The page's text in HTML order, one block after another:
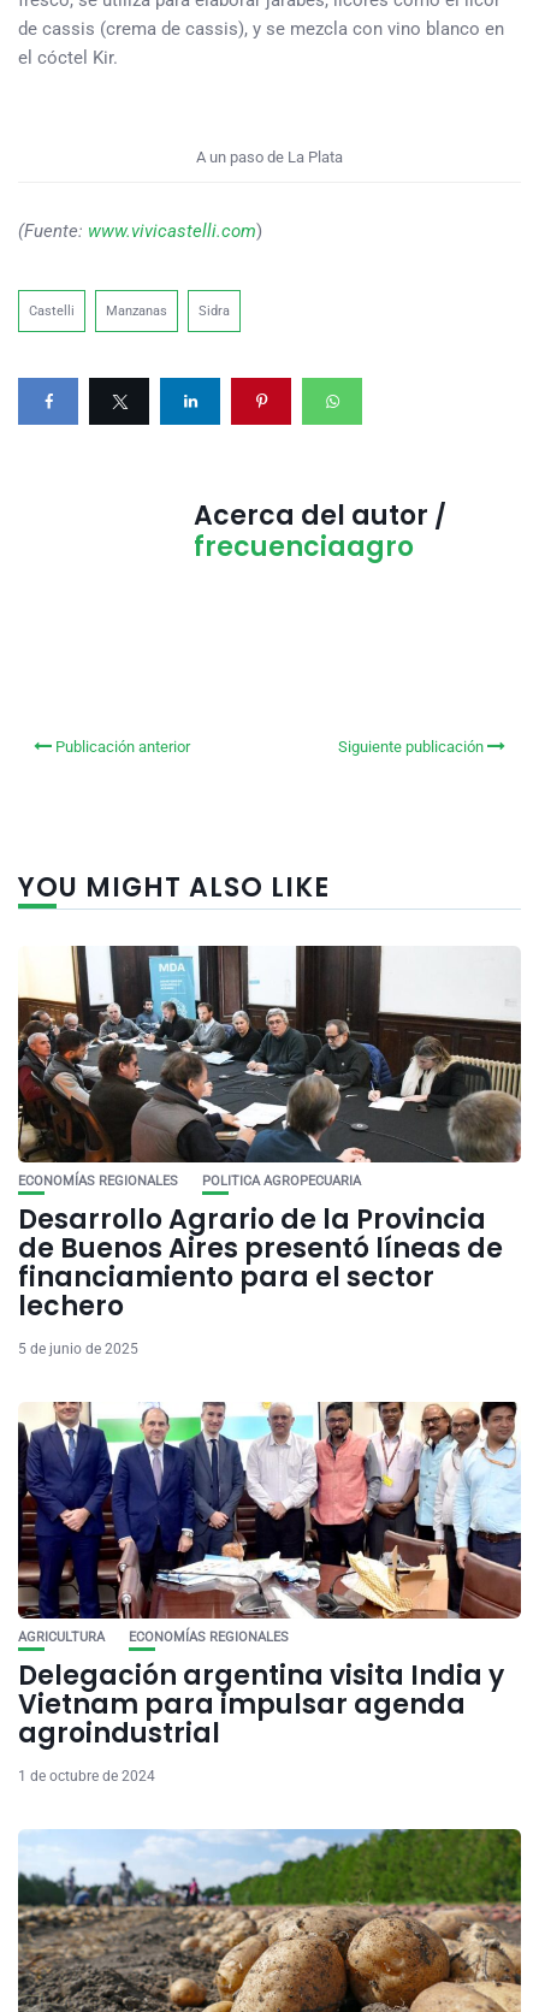
de cassis (crema de cassis), y se mezcla con vino blanco en
el cóctel Kir.
A un paso de La Plata
(Fuente: www.vivicastelli.com)
Castelli Manzanas Sidra
Acerca del autor /
frecuenciaagro
Publicación anterior Siguiente publicación
YOU MIGHT ALSO LIKE
ECONOMÍAS REGIONALES POLITICA AGROPECUARIA
Desarrollo Agrario de la Provincia
de Buenos Aires presentó líneas de
financiamiento para el sector
lechero
5 de junio de 2025
AGRICULTURA ECONOMÍAS REGIONALES
Delegación argentina visita India y
Vietnam para impulsar agenda
agroindustrial
1 de octubre de 2024